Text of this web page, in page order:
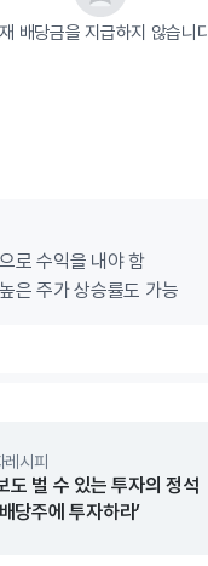
배당금을 지급하지 않습니
로 수익을 내야 함
은 주가 상승률도 가능
레시피
도 벌 수 있는 투자의 정석
당주에 투자하라’